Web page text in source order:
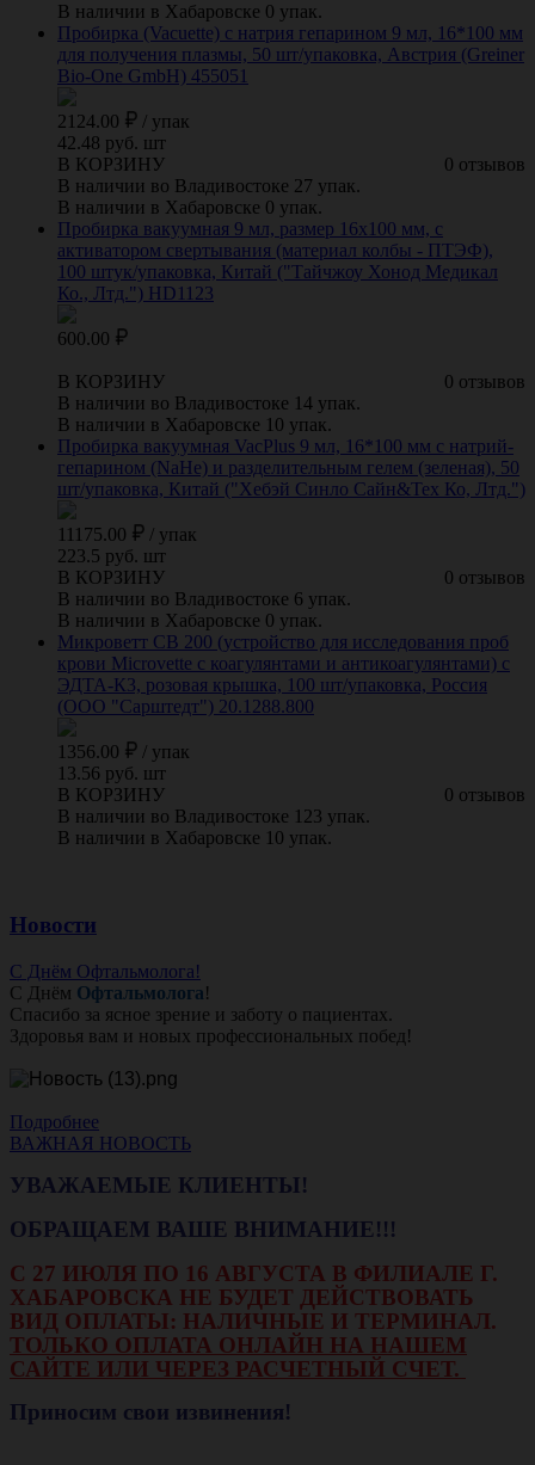
В наличии в Хабаровске 0 упак.
Пробирка (Vacuette) с натрия гепарином 9 мл, 16*100 мм
для получения плазмы, 50 шт/упаковка, Австрия (Greiner
Bio-One GmbH) 455051
2124.00 / упак
42.48 руб. шт
0 отзывов
В КОРЗИНУ
В наличии во Владивостоке 27 упак.
В наличии в Хабаровске 0 упак.
Пробирка вакуумная 9 мл, размер 16х100 мм, с
активатором свертывания (материал колбы - ПТЭФ),
100 штук/упаковка, Китай ("Тайчжоу Хонод Медикал
Ко., Лтд.") HD1123
600.00
0 отзывов
В КОРЗИНУ
В наличии во Владивостоке 14 упак.
В наличии в Хабаровске 10 упак.
Пробирка вакуумная VacPlus 9 мл, 16*100 мм с натрий-
гепарином (NaHe) и разделительным гелем (зеленая), 50
шт/упаковка, Китай ("Хебэй Синло Сайн&Тех Ко, Лтд.")
11175.00 / упак
223.5 руб. шт
0 отзывов
В КОРЗИНУ
В наличии во Владивостоке 6 упак.
В наличии в Хабаровске 0 упак.
Микроветт СВ 200 (устройство для исследования проб
крови Microvette с коагулянтами и антикоагулянтами) с
ЭДТА-К3, розовая крышка, 100 шт/упаковка, Россия
(ООО "Сарштедт") 20.1288.800
1356.00 / упак
13.56 руб. шт
0 отзывов
В КОРЗИНУ
В наличии во Владивостоке 123 упак.
В наличии в Хабаровске 10 упак.
Новости
С Днём Офтальмолога!
С Днём Офтальмолога!
Спасибо за ясное зрение и заботу о пациентах.
Здоровья вам и новых профессиональных побед!
Подробнее
ВАЖНАЯ НОВОСТЬ
УВАЖАЕМЫЕ КЛИЕНТЫ!
ОБРАЩАЕМ ВАШЕ ВНИМАНИЕ!!!
С 27 ИЮЛЯ ПО 16 АВГУСТА В ФИЛИАЛЕ Г.
ХАБАРОВСКА НЕ БУДЕТ ДЕЙСТВОВАТЬ
ВИД ОПЛАТЫ: НАЛИЧНЫЕ И ТЕРМИНАЛ.
ТОЛЬКО ОПЛАТА ОНЛАЙН НА НАШЕМ
САЙТЕ ИЛИ ЧЕРЕЗ РАСЧЕТНЫЙ СЧЕТ.
Приносим свои извинения!